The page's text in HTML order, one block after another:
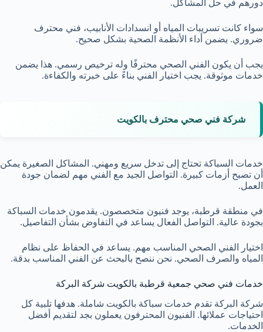
دورهم في حل المشاكل.
سواء كانت تسريبات المياه أو انسدادات الأنابيب، فني محترف
ضروري. يضمن أداء الأنظمة الصحية بشكل صحيح.
يجب أن يكون الفني الصحي محترفًا وله ترخيص رسمي. هذا يضمن
خدمات موثوقة. يجب اختيار الفني بناءً على خبرته والكفاءة.
شركة فني صحي محترف بالكويت
خدمات السباكة تحتاج إلى تدخل سريع ومهني. المشاكل الصغيرة يمكن
أن تصبح أزمات كبيرة. التواصل الجيد مع الفني مهم لضمان جودة
العمل.
في منطقة قرطبة، يوجد فنيون متخصصون. يقدمون خدمات السباكة
بجودة عالية. التواصل الفعال يساعد في التفاوض بشأن التفاصيل.
اختيار الفني الصحي المناسب مهم. يساعد في الحفاظ على نظام
المياه والصرف الصحي. نحن ننصح بالبحث عن الفني المناسب بدقة.
خدمات فني صحي جمعية قرطبة بالكويت شركة البركة
شركة البركة تقدم خدمات سباكة بالكويت شاملة. هدفها تلبية كل
احتياجات عملائها. الفنيون المحترفون يعملون بجد لتقديم أفضل
الخدمات.